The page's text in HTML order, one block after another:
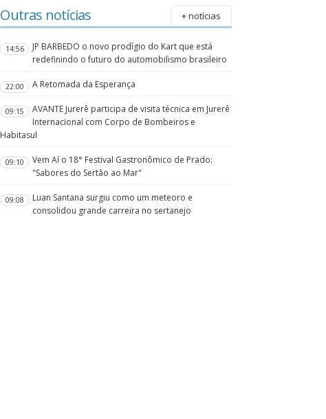
Outras notícias + notícias
14:56
JP BARBEDO o novo prodígio do Kart que está
redefinindo o futuro do automobilismo brasileiro
22:00 A Retomada da Esperança
09:15
AVANTE Jurerê participa de visita técnica em Jurerê
Internacional com Corpo de Bombeiros e
Habitasul
09:10
Vem Aí o 18° Festival Gastronômico de Prado:
"Sabores do Sertão ao Mar"
09:08
Luan Santana surgiu como um meteoro e
consolidou grande carreira no sertanejo